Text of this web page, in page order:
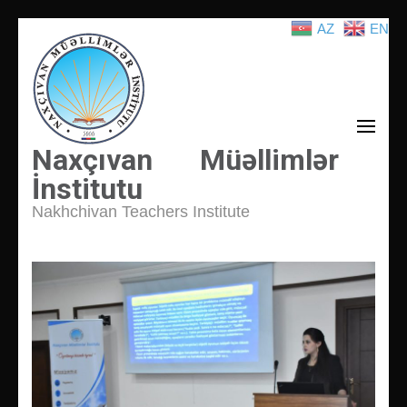
atla
(Enter
tuşuna
basın)
Naxçıvan Müəllimlər
İnstitutu
Nakhchivan Teachers Institute
AZ EN